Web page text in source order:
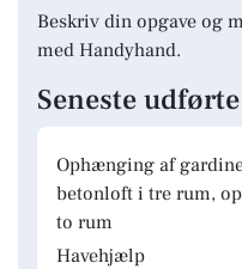
Beskriv din opgave og
med Handyhand.
Seneste
Ophænging af
betonloft i tre rum,
to rum
Havehjælp